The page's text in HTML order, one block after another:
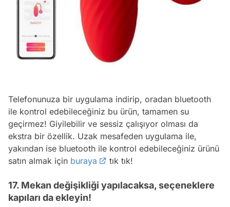
Telefonunuza bir uygulama indirip, oradan bluetooth
ile kontrol edebileceğiniz bu ürün, tamamen su
geçirmez! Giyilebilir ve sessiz çalışıyor olması da
ekstra bir özellik. Uzak mesafeden uygulama ile,
yakından ise bluetooth ile kontrol edebileceğiniz ürünü
satın almak için buraya tık tık!
17. Mekan değişikliği yapılacaksa, seçeneklere
kapıları da ekleyin!